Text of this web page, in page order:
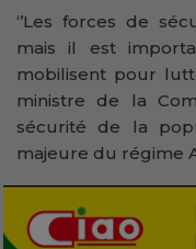
‘’Les forces de
mais il est
mobilisent pour
ministre de la
sécurité de la
majeure du régime